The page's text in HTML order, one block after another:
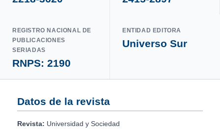
REGISTRO NACIONAL DE
PUBLICACIONES
SERIADAS
RNPS: 2190
ENTIDAD EDITORA
Universo Sur
Datos de la revista
Revista: Universidad y Sociedad